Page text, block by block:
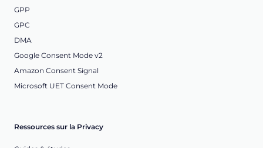
GPP
GPC
DMA
Google Consent Mode v2
Amazon Consent Signal
Microsoft UET Consent Mode
Ressources sur la Privacy